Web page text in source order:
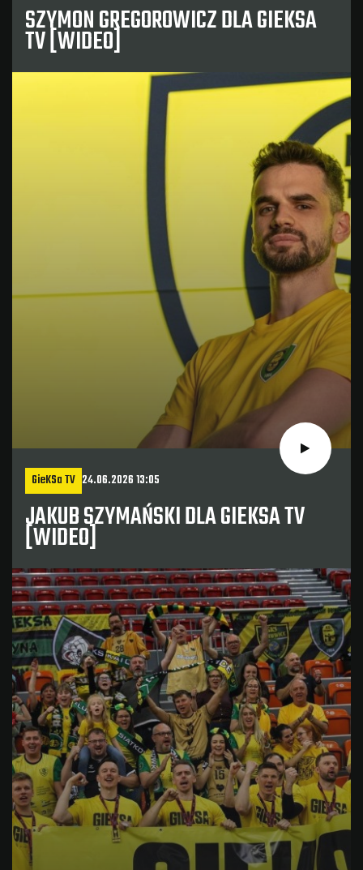
SZYMON GREGOROWICZ DLA GIEKSA
TV [WIDEO]
GieKSa TV 24.06.2026 13:05
JAKUB SZYMAŃSKI DLA GIEKSA TV
[WIDEO]